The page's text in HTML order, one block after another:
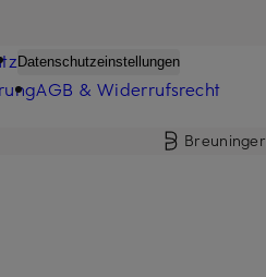
Datenschutzeinstellungen
AGB & Widerrufsrecht
Breuninger